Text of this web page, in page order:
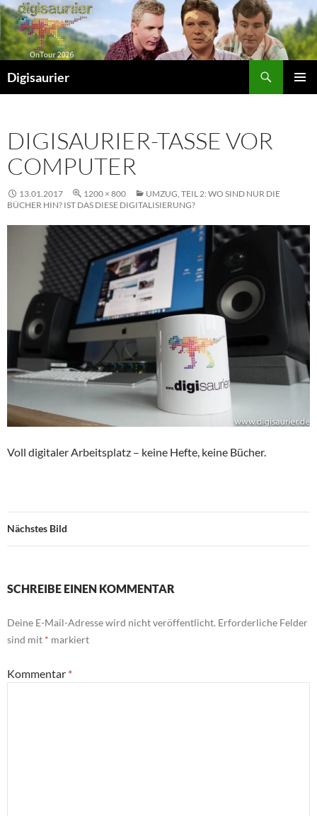
Zum
Inhalt
springen
Digisaurier
DIGISAURIER-TASSE VOR
COMPUTER
13.01.2017 1200 × 800
UMZUG, TEIL 2: WO SIND NUR DIE
BÜCHER HIN? IST DAS DIESE DIGITALISIERUNG?
Voll digitaler Arbeitsplatz – keine Hefte, keine Bücher.
Nächstes Bild
SCHREIBE EINEN KOMMENTAR
Deine E-Mail-Adresse wird nicht veröffentlicht. Erforderliche Felder
sind mit * markiert
Kommentar *